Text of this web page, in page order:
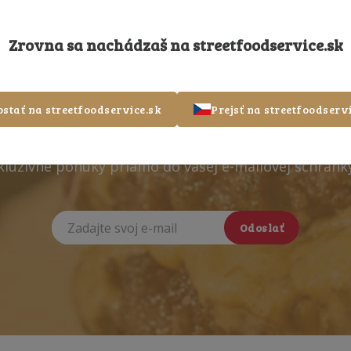
sa k odberu
ponuky priamo do vašej e-mailovej
Odoslať
Zrovna sa nachádzaš nastreetfoodservice.sk
na streetfoodservice.sk Prejsť na